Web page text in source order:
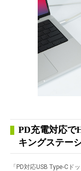
PD充電対応で
キングステー
「PD対応USB Type-Cド